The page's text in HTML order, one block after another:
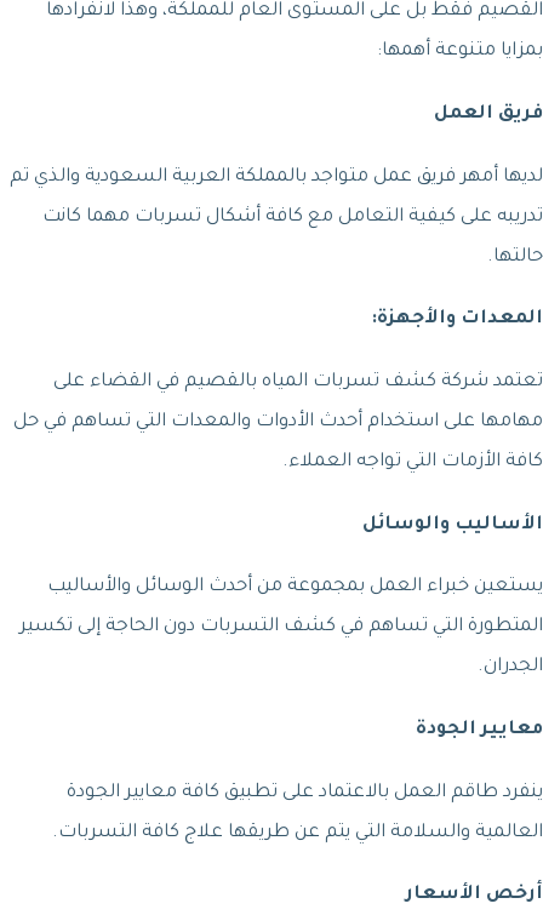
القصيم فقط بل على المستوى العام للمملكة، وهذا لانفرادها
بمزايا متنوعة أهمها:
فريق العمل
لديها أمهر فريق عمل متواجد بالمملكة العربية السعودية والذي تم
تدريبه على كيفية التعامل مع كافة أشكال تسربات مهما كانت
حالتها.
المعدات والأجهزة:
تعتمد شركة كشف تسربات المياه بالقصيم في القضاء على
مهامها على استخدام أحدث الأدوات والمعدات التي تساهم في حل
كافة الأزمات التي تواجه العملاء.
الأساليب والوسائل
يستعين خبراء العمل بمجموعة من أحدث الوسائل والأساليب
المتطورة التي تساهم في كشف التسربات دون الحاجة إلى تكسير
الجدران.
معايير الجودة
ينفرد طاقم العمل بالاعتماد على تطبيق كافة معايير الجودة
العالمية والسلامة التي يتم عن طريقها علاج كافة التسربات.
أرخص الأسعار